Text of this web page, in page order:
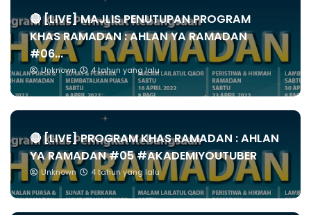
🔴 [LIVE] MAJLIS PENUTUPAN PROGRAM
KHAS RAMADAN : AHLAN YA RAMADAN
#06...
Unknown 4 tahun yang lalu
🔴 [LIVE] PROGRAM KHAS RAMADAN : AHLAN
YA RAMADAN #05 #AKADEMIYOUTUBER
Unknown 4 tahun yang lalu